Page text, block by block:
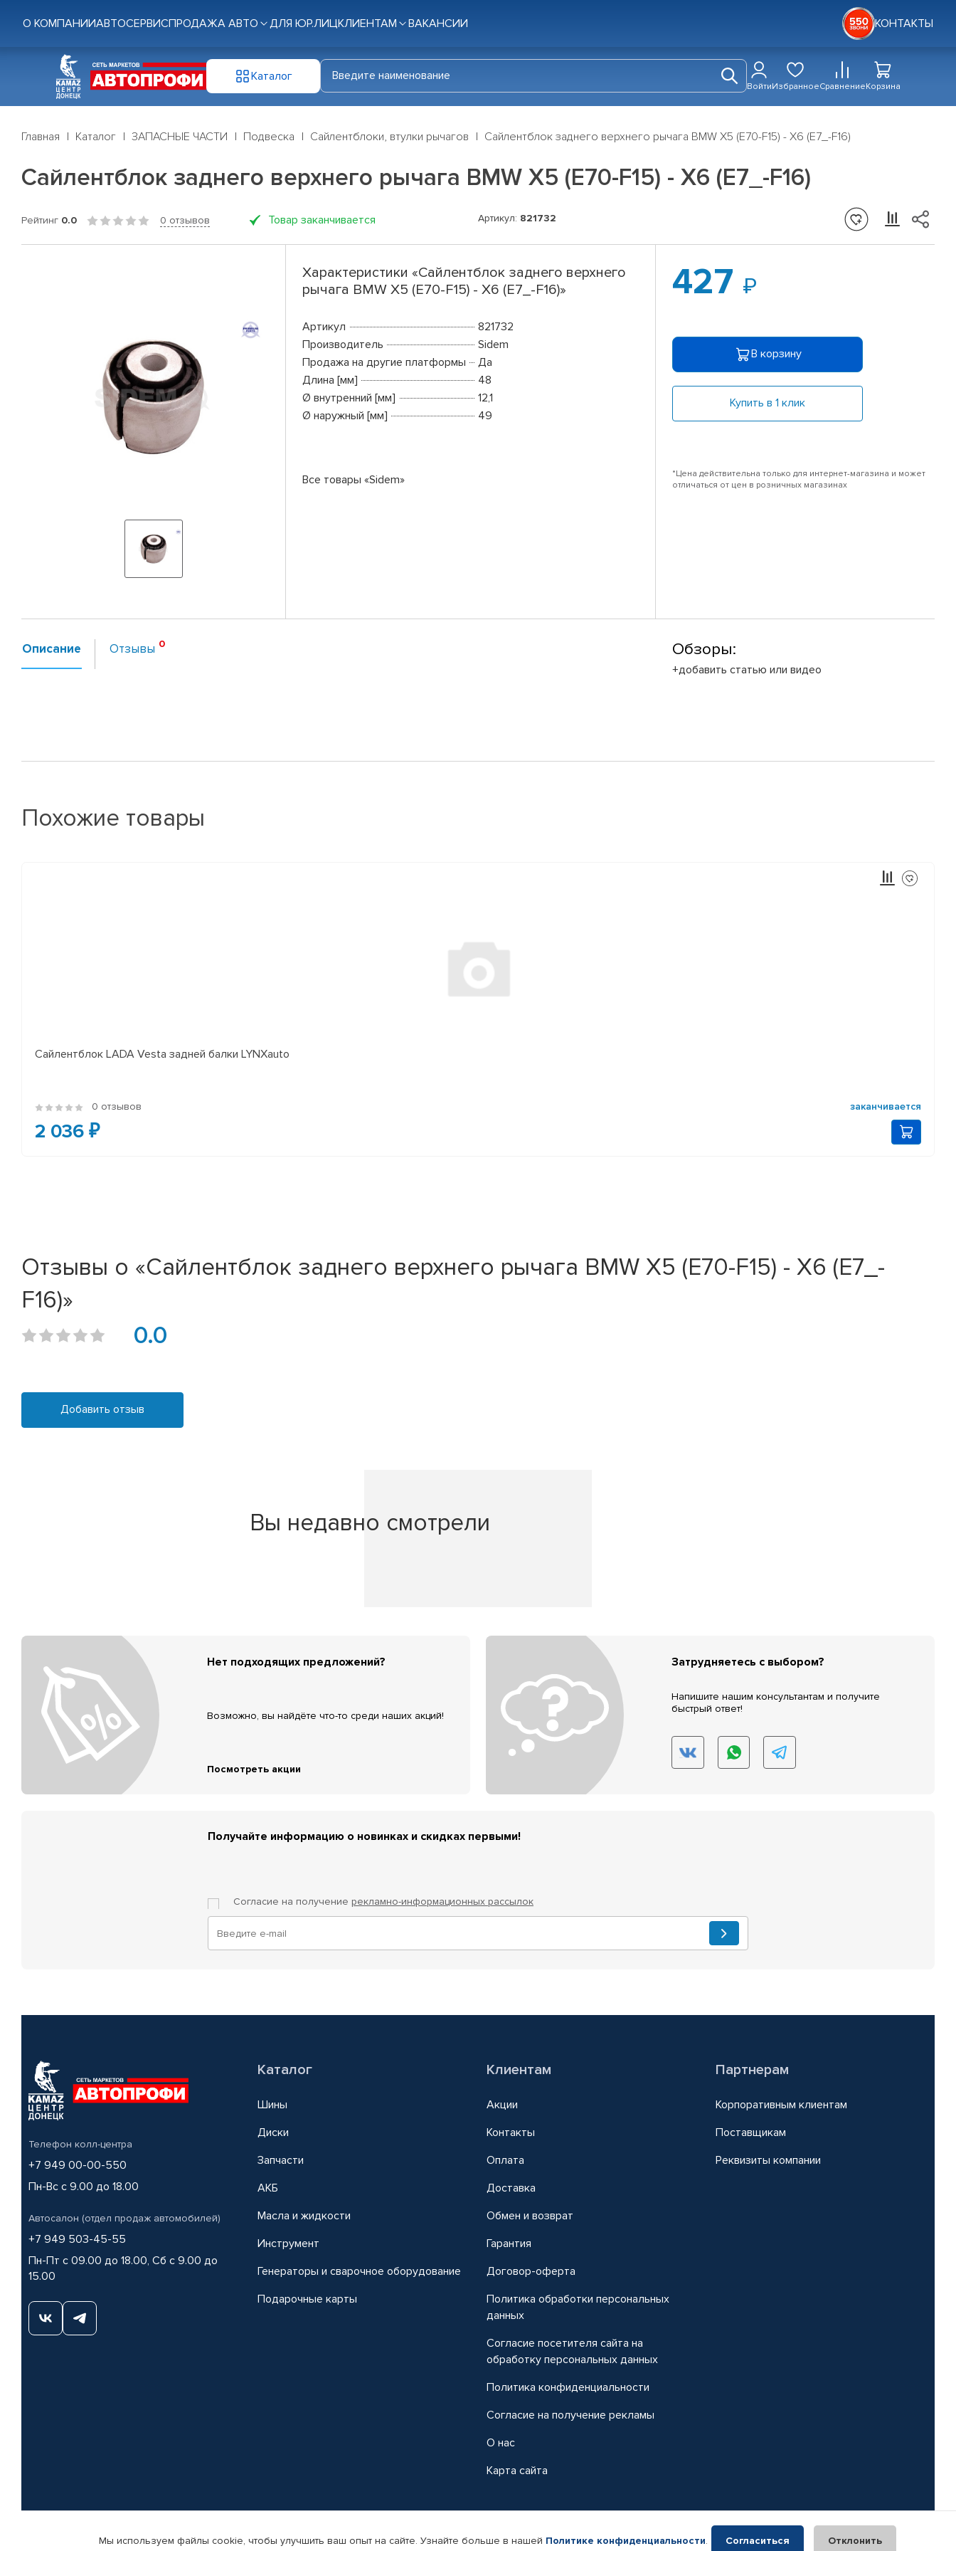
О КОМПАНИИАВТОСЕРВИСПРОДАЖА АВТО ДЛЯ ЮР.ЛИЦКЛИЕНТАМ ВАКАНСИИ КОНТАКТЫ
Каталог
ВойтиИзбранноеСравнениеКорзина
Главная Каталог ЗАПАСНЫЕ ЧАСТИ Подвеска Сайлентблоки, втулки рычагов Сайлентблок заднего верхнего рычага BMW X5 (E70-F15) - X6 (E7_-F16)
Сайлентблок заднего верхнего рычага BMW X5 (E70-F15) - X6 (E7_-F16)
Рейтинг 0.0 0 отзывов Товар заканчивается Артикул: 821732
Характеристики «Сайлентблок заднего верхнего
рычага BMW X5 (E70-F15) - X6 (E7_-F16)»
Артикул
821732
Производитель
Sidem
Продажа на другие платформы
Да
Длина [мм]
48
Ø внутренний [мм]
12,1
Ø наружный [мм]
49
Все товары «Sidem»
427
В корзину
Купить в 1 клик
*Цена действительна только для интернет-магазина и может
отличаться от цен в розничных магазинах
Описание Отзывы Обзоры:
+добавить статью или видео
Похожие товары
Сайлентблок LADA Vesta задней балки LYNXauto
0 отзывов заканчивается
2 036 ₽
Отзывы о «Сайлентблок заднего верхнего рычага BMW X5 (E70-F15) - X6 (E7_-
F16)»
0.0
Добавить отзыв
Вы недавно смотрели
Нет подходящих предложений?
Возможно, вы найдёте что-то среди наших акций!
Посмотреть акции
Затрудняетесь с выбором?
Напишите нашим консультантам и получите
быстрый ответ!
Получайте информацию о новинках и скидках первыми!
Согласие на получение рекламно-информационных рассылок
Телефон колл-центра
+7 949 00-00-550
Пн-Вс с 9.00 до 18.00
Автосалон (отдел продаж автомобилей)
+7 949 503-45-55
Пн-Пт с 09.00 до 18.00, Сб с 9.00 до
15.00
Каталог
Шины
Диски
Запчасти
АКБ
Масла и жидкости
Инструмент
Генераторы и сварочное оборудование
Подарочные карты
Клиентам
Акции
Контакты
Оплата
Доставка
Обмен и возврат
Гарантия
Договор-оферта
Политика обработки персональных
данных
Согласие посетителя сайта на
обработку персональных данных
Политика конфиденциальности
Согласие на получение рекламы
О нас
Карта сайта
Партнерам
Корпоративным клиентам
Поставщикам
Реквизиты компании
© КАМАЗ ЦЕНТР ДОНЕЦК, 2015-2026. Все права защищены. Интернет-магазин автомобильных товаров Автопрофи.
Мы используем файлы cookie, чтобы улучшить ваш опыт на сайте. Узнайте больше в нашей Политике конфиденциальности. Согласиться Отклонить